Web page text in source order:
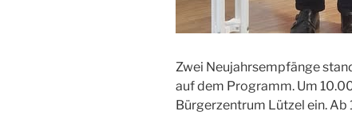
Zwei Neujahrsempfänge
auf dem Programm. Um
Bürgerzentrum Lützel ein.